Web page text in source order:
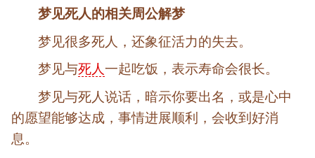
梦见死人的相关周公解梦
梦见很多死人，还象征活力的失去。
梦见与死人一起吃饭，表示寿命会很长。
梦见与死人说话，暗示你要出名，或是心中
的愿望能够达成，事情进展顺利，会收到好消
息。